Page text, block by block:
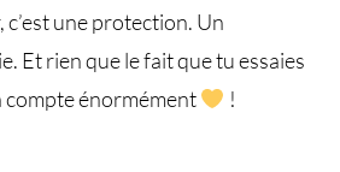
c’est une protection. Un
Et rien que le fait que tu essaies
énormément
!